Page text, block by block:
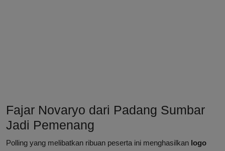
Fajar Novaryo dari Padang Sumbar
Jadi Pemenang
Polling yang melibatkan ribuan peserta ini menghasilkan logo